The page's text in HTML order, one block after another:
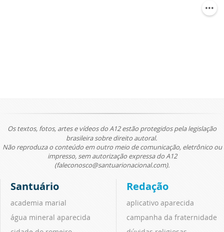
Os textos, fotos, artes e vídeos do A12 estão protegidos pela legislação
brasileira sobre direito autoral.
Não reproduza o conteúdo em outro meio de comunicação, eletrônico ou
impresso, sem autorização expressa do A12
(faleconosco@santuarionacional.com).
Santuário
academia marial
água mineral aparecida
Redação
aplicativo aparecida
campanha da fraternidade